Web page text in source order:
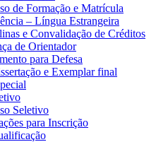
de Formação e Matrícula
– Língua Estrangeira
e Convalidação de Créditos
de Orientador
para Defesa
e Exemplar final
Seletivo
para Inscrição